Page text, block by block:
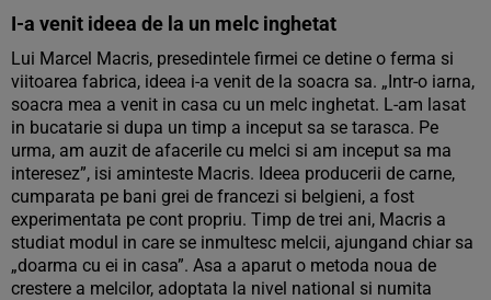
I-a venit ideea de la un melc inghetat
Lui Marcel Macris, presedintele firmei ce detine o ferma si
viitoarea fabrica, ideea i-a venit de la soacra sa. „Intr-o iarna,
soacra mea a venit in casa cu un melc inghetat. L-am lasat
in bucatarie si dupa un timp a inceput sa se tarasca. Pe
urma, am auzit de afacerile cu melci si am inceput sa ma
interesez”, isi aminteste Macris. Ideea producerii de carne,
cumparata pe bani grei de francezi si belgieni, a fost
experimentata pe cont propriu. Timp de trei ani, Macris a
studiat modul in care se inmultesc melcii, ajungand chiar sa
„doarma cu ei in casa”. Asa a aparut o metoda noua de
crestere a melcilor, adoptata la nivel national si numita